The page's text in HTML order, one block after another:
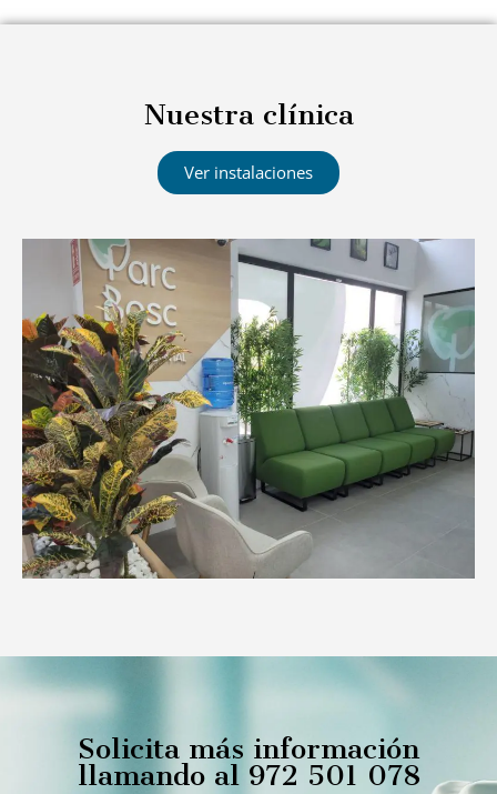
Nuestra clínica
Ver instalaciones
Solicita más información
llamando al 972 501 078